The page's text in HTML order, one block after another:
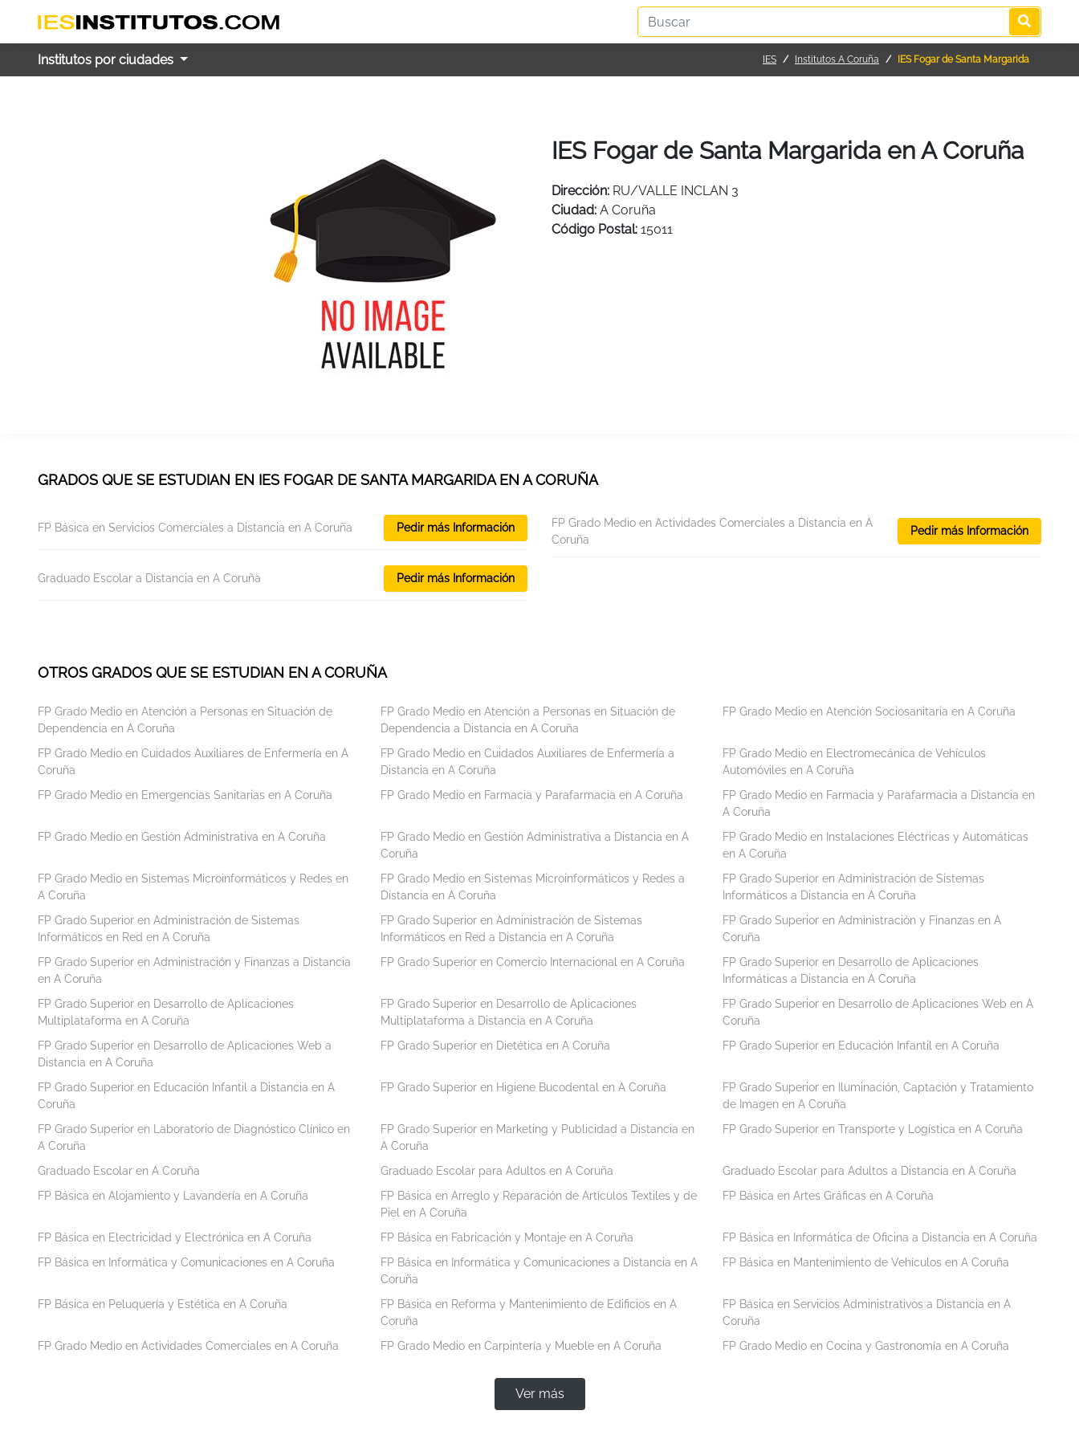
Institutos por ciudades IES Institutos A Coruña IES Fogar de Santa Margarida
IES Fogar de Santa Margarida en A Coruña
Dirección: RU/VALLE INCLAN 3
Ciudad: A Coruña
Código Postal: 15011
GRADOS QUE SE ESTUDIAN EN IES FOGAR DE SANTA MARGARIDA EN A CORUÑA
FP Básica en Servicios Comerciales a Distancia en A Coruña Pedir más Información
FP Grado Medio en Actividades Comerciales a Distancia en A
Coruña
Pedir más Información
Graduado Escolar a Distancia en A Coruña Pedir más Información
OTROS GRADOS QUE SE ESTUDIAN EN A CORUÑA
FP Grado Medio en Atención a Personas en Situación de
Dependencia en A Coruña
FP Grado Medio en Atención a Personas en Situación de
Dependencia a Distancia en A Coruña
FP Grado Medio en Atención Sociosanitaria en A Coruña
FP Grado Medio en Cuidados Auxiliares de Enfermería en A
Coruña
FP Grado Medio en Cuidados Auxiliares de Enfermería a
Distancia en A Coruña
FP Grado Medio en Electromecánica de Vehículos
Automóviles en A Coruña
FP Grado Medio en Emergencias Sanitarias en A Coruña
FP Grado Medio en Farmacia y Parafarmacia en A Coruña
FP Grado Medio en Farmacia y Parafarmacia a Distancia en
A Coruña
FP Grado Medio en Gestión Administrativa en A Coruña
FP Grado Medio en Gestión Administrativa a Distancia en A
Coruña
FP Grado Medio en Instalaciones Eléctricas y Automáticas
en A Coruña
FP Grado Medio en Sistemas Microinformáticos y Redes en
A Coruña
FP Grado Medio en Sistemas Microinformáticos y Redes a
Distancia en A Coruña
FP Grado Superior en Administración de Sistemas
Informáticos a Distancia en A Coruña
FP Grado Superior en Administración de Sistemas
Informáticos en Red en A Coruña
FP Grado Superior en Administración de Sistemas
Informáticos en Red a Distancia en A Coruña
FP Grado Superior en Administración y Finanzas en A
Coruña
FP Grado Superior en Administración y Finanzas a Distancia
en A Coruña
FP Grado Superior en Comercio Internacional en A Coruña
FP Grado Superior en Desarrollo de Aplicaciones
Informáticas a Distancia en A Coruña
FP Grado Superior en Desarrollo de Aplicaciones
Multiplataforma en A Coruña
FP Grado Superior en Desarrollo de Aplicaciones
Multiplataforma a Distancia en A Coruña
FP Grado Superior en Desarrollo de Aplicaciones Web en A
Coruña
FP Grado Superior en Desarrollo de Aplicaciones Web a
Distancia en A Coruña
FP Grado Superior en Dietética en A Coruña FP Grado Superior en Educación Infantil en A Coruña
FP Grado Superior en Educación Infantil a Distancia en A
Coruña
FP Grado Superior en Higiene Bucodental en A Coruña
FP Grado Superior en Iluminación, Captación y Tratamiento
de Imagen en A Coruña
FP Grado Superior en Laboratorio de Diagnóstico Clínico en
A Coruña
FP Grado Superior en Marketing y Publicidad a Distancia en
A Coruña
FP Grado Superior en Transporte y Logística en A Coruña
Graduado Escolar en A Coruña Graduado Escolar para Adultos en A Coruña
Graduado Escolar para Adultos a Distancia en A Coruña
FP Básica en Alojamiento y Lavandería en A Coruña
FP Básica en Arreglo y Reparación de Artículos Textiles y de
Piel en A Coruña
FP Básica en Artes Gráficas en A Coruña
FP Básica en Electricidad y Electrónica en A Coruña FP Básica en Fabricación y Montaje en A Coruña
FP Básica en Informática de Oficina a Distancia en A Coruña
FP Básica en Informática y Comunicaciones en A Coruña
FP Básica en Informática y Comunicaciones a Distancia en A
Coruña
FP Básica en Mantenimiento de Vehículos en A Coruña
FP Básica en Peluquería y Estética en A Coruña
FP Básica en Reforma y Mantenimiento de Edificios en A
Coruña
FP Básica en Servicios Administrativos a Distancia en A
Coruña
FP Grado Medio en Actividades Comerciales en A Coruña
FP Grado Medio en Carpintería y Mueble en A Coruña FP Grado Medio en Cocina y Gastronomía en A Coruña
Ver más